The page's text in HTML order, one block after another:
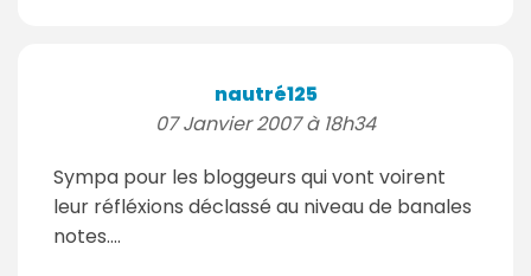
nautré125
07 Janvier 2007 à 18h34
Sympa pour les bloggeurs qui vont voirent
leur réfléxions déclassé au niveau de banales
notes....